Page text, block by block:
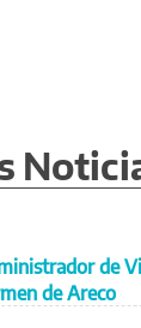
de
de Areco